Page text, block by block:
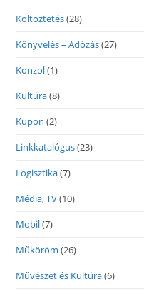
Költöztetés(28)
Könyvelés – Adózás(27)
Konzol(1)
Kultúra(8)
Kupon (2)
Linkkatalógus(23)
Logisztika(7)
Média, TV(10)
Mobil(7)
Műköröm (26)
Művészet és Kultúra(6)